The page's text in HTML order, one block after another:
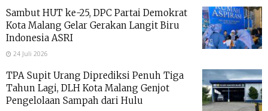
Sambut HUT ke-25, DPC Partai Demokrat
Kota Malang Gelar Gerakan Langit Biru
Indonesia ASRI
24 Juli 2026
TPA Supit Urang Diprediksi Penuh Tiga
Tahun Lagi, DLH Kota Malang Genjot
Pengelolaan Sampah dari Hulu